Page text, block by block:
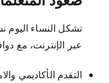
تشكل النساء اليوم
عبر الإنترنت، مع
التقدم الأكاديمي